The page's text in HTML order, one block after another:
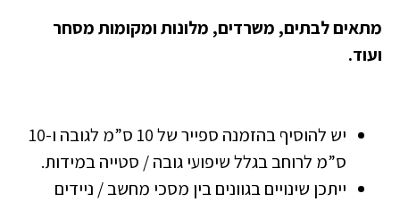
מתאים לבתים, משרדים, מלונות ומקומות מסחר
ועוד.
יש להוסיף בהזמנה ספייר של 10 ס”מ לגובה ו-10
ס”מ לרוחב בגלל שיפועי גובה / סטייה במידות.
ייתכן שינויים בגוונים בין מסכי מחשב / ניידים